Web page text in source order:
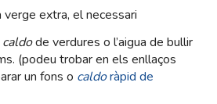
verge extra, el necessari
caldode verdures o l’aigua de bullir
(podeu trobar en els enllaços
un fons o caldoràpid de